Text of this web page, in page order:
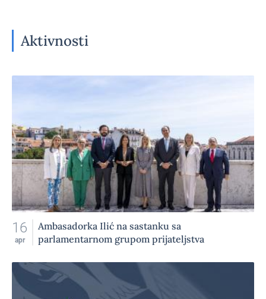
Aktivnosti
16
apr
Ambasadorka Ilić na sastanku sa
parlamentarnom grupom prijateljstva